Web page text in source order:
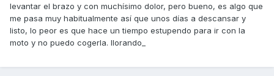
levantar el brazo y con muchísimo dolor, pero bueno, es algo que
me pasa muy habitualmente así que unos días a descansar y
listo, lo peor es que hace un tiempo estupendo para ir con la
moto y no puedo cogerla. llorando_